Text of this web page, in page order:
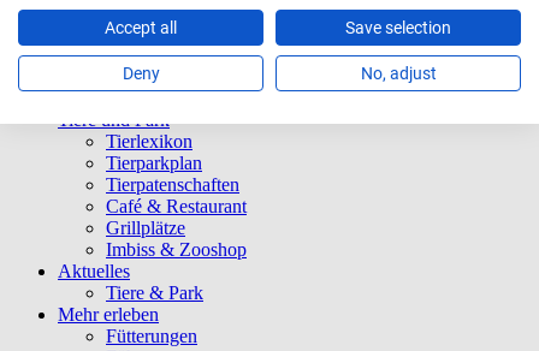
Besuch mit Beeinträchtigungen
Veranstaltungen
Tierparkordnung
Spenden
Barrierefreiheit
Tiere und Park
Tierlexikon
Tierparkplan
Tierpatenschaften
Café & Restaurant
Grillplätze
Imbiss & Zooshop
Aktuelles
Tiere & Park
Mehr erleben
Fütterungen
Accept all Save selection
Deny No, adjust